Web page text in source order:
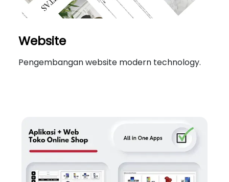
Website
Pengembangan website modern technology.